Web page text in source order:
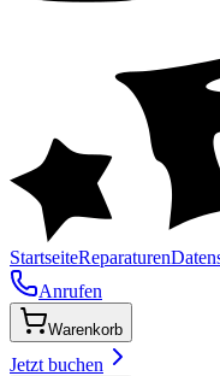
StartseiteReparaturen
Anrufen
Warenkorb
Jetzt buchen